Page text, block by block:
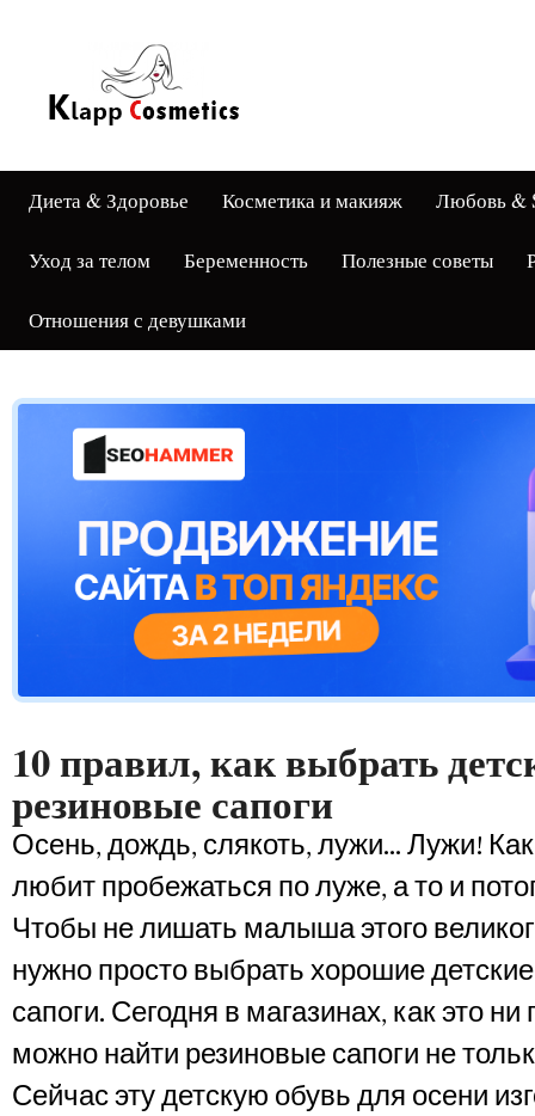
Диета & Здоровье Косметика и макияж Любовь &
Уход за телом Беременность Полезные советы
Отношения с девушками
10 правил, как выбрать
резиновые сапоги
Осень, дождь, слякоть, лужи… Лужи!
любит пробежаться по луже, а то и
Чтобы не лишать малыша этого
нужно просто выбрать хорошие
сапоги. Сегодня в магазинах, как это
можно найти резиновые сапоги не
Сейчас эту детскую обувь для осени